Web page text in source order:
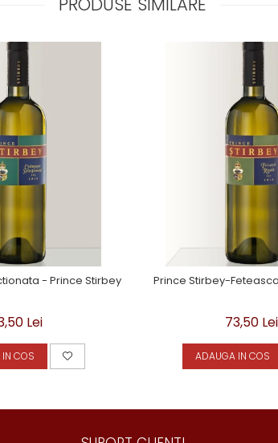
- Prince Stirbey
Lei
COS
Prince Stirbey-
73,50 Lei
ADAUGA IN COS